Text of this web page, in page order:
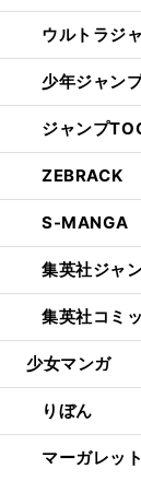
ウルトラジ
少年ジャン
ジャンプ
ZEBRACK
S-MANGA
集英社ジャ
集英社コミ
少女マンガ
りぼん
マーガレット